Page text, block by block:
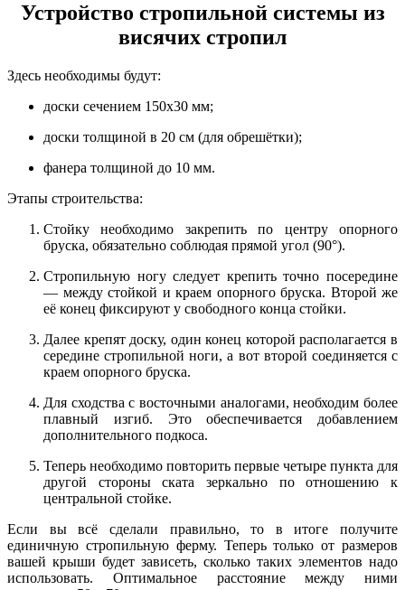
Устройство стропильной системы из
висячих стропил
Здесь необходимы будут:
доски сечением 150х30 мм;
доски толщиной в 20 см (для обрешётки);
фанера толщиной до 10 мм.
Этапы строительства:
Стойку необходимо закрепить по центру опорного
бруска, обязательно соблюдая прямой угол (90°).
Стропильную ногу следует крепить точно посередине
— между стойкой и краем опорного бруска. Второй же
её конец фиксируют у свободного конца стойки.
Далее крепят доску, один конец которой располагается в
середине стропильной ноги, а вот второй соединяется с
краем опорного бруска.
Для сходства с восточными аналогами, необходим более
плавный изгиб. Это обеспечивается добавлением
дополнительного подкоса.
Теперь необходимо повторить первые четыре пункта для
другой стороны ската зеркально по отношению к
центральной стойке.
Если вы всё сделали правильно, то в итоге получите
единичную стропильную ферму. Теперь только от размеров
вашей крыши будет зависеть, сколько таких элементов надо
использовать. Оптимальное расстояние между ними